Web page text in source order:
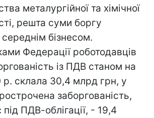
металургійної та хімічної
решта суми боргу
бізнесом.
Федерації роботодавців
із ПДВ станом на
р. склала 30,4 млрд грн, у
заборгованість,
під ПДВ-облігації, - 19,4